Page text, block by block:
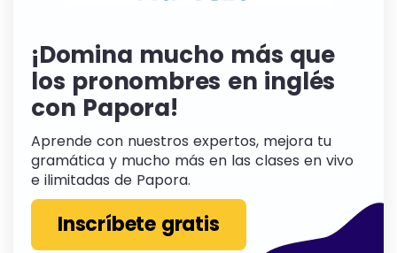
¡Domina mucho más que
los pronombres en inglés
con Papora!
Aprende con nuestros expertos, mejora tu
gramática y mucho más en las clases en vivo
e ilimitadas de Papora.
Inscríbete gratis